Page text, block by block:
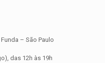
– São Paulo
das 12h às 19h